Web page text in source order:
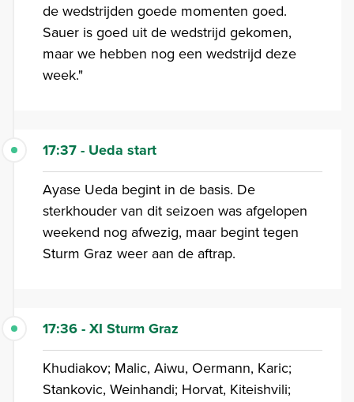
de wedstrijden goede momenten goed.
Sauer is goed uit de wedstrijd gekomen,
maar we hebben nog een wedstrijd deze
week."
17:37 - Ueda start
Ayase Ueda begint in de basis. De
sterkhouder van dit seizoen was afgelopen
weekend nog afwezig, maar begint tegen
Sturm Graz weer aan de aftrap.
17:36 - XI Sturm Graz
Khudiakov; Malic, Aiwu, Oermann, Karic;
Stankovic, Weinhandi; Horvat, Kiteishvili;